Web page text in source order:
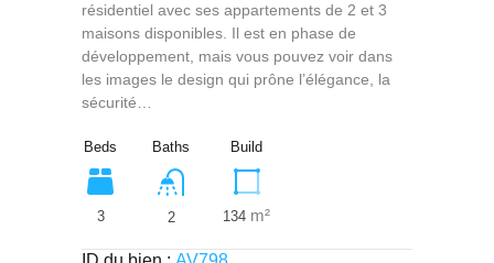
résidentiel avec ses appartements de 2 et 3
maisons disponibles. Il est en phase de
développement, mais vous pouvez voir dans
les images le design qui prône l’élégance, la
sécurité…
Beds
3
Baths
2
Build
134 m²